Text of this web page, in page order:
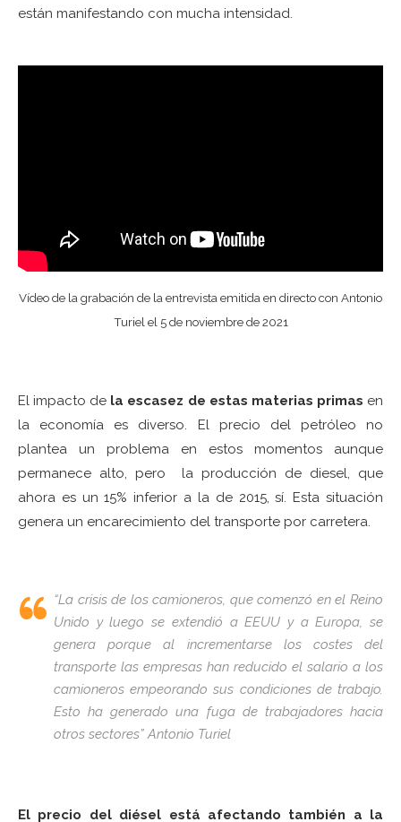
están manifestando con mucha intensidad.
Vídeo de la grabación de la entrevista emitida en directo con Antonio
Turiel el 5 de noviembre de 2021
El impacto de la escasez de estas materias primas en
la economía es diverso. El precio del petróleo no
plantea un problema en estos momentos aunque
permanece alto, pero la producción de diesel, que
ahora es un 15% inferior a la de 2015, sí. Esta situación
genera un encarecimiento del transporte por carretera.
“La crisis de los camioneros, que comenzó en el Reino
Unido y luego se extendió a EEUU y a Europa, se
genera porque al incrementarse los costes del
transporte las empresas han reducido el salario a los
camioneros empeorando sus condiciones de trabajo.
Esto ha generado una fuga de trabajadores hacia
otros sectores” Antonio Turiel
El precio del diésel está afectando también a la